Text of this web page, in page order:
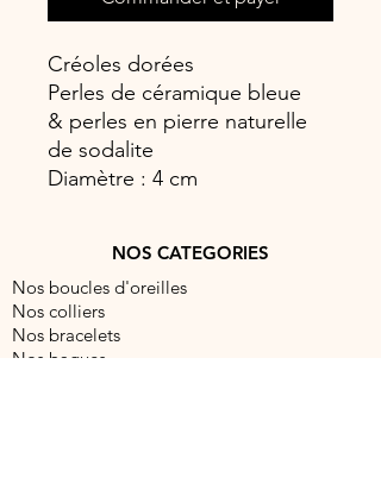
Créoles dorées
Perles de céramique bleue
& perles en pierre naturelle
de sodalite
Diamètre : 4 cm
NOS CATEGORIES
Nos boucles d'oreilles
Nos colliers
Nos bracelets
Nos bagues